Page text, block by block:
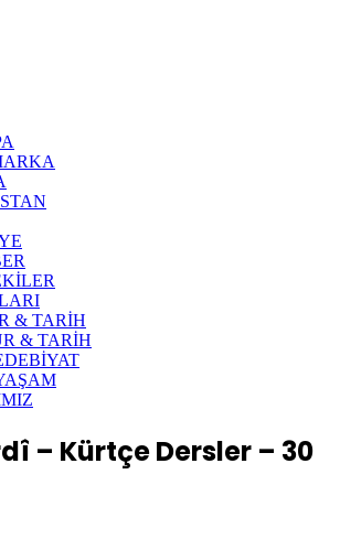
& TARİH
& TARİH
– Kürtçe Dersler – 30